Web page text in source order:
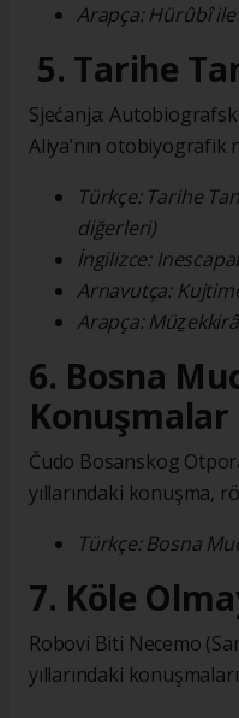
Arapça: Hürûbî
5. Tarihe
Sjećanja:
Aliya’nın otobiyografik
Türkçe: Tarihe
diğerleri)
İngilizce:
Arnavutça:
Arapça:
6. Bosna
Konuşmalar
Čudo Bosanskog
yıllarındaki konuşma,
Türkçe: Bosna
7. Köle
Robovi Biti Necemo
yıllarındaki